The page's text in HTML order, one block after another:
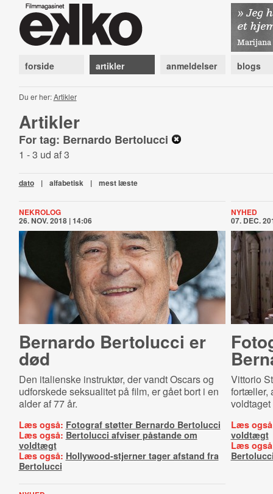
forside artikler anmeldelser blogs
Du er her:Artikler
Artikler
For tag: Bernardo Bertolucci
1 - 3 ud af 3
dato | alfabetisk | mest læste
NEKROLOG
26. NOV. 2018 | 14:06
Bernardo Bertolucci er
død
Den italienske instruktør, der vandt Oscars og
udforskede seksualitet på film, er gået bort i en
alder af 77 år.
Læs også: Fotograf støtter Bernardo Bertolucci
Læs også: Bertolucci afviser påstande om
voldtægt
Læs også: Hollywood-stjerner tager afstand fra
Bertolucci
NYHED
07. DEC.
Vittorio
fortæller,
Læs
voldtægt
Læs